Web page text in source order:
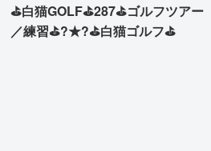
⛳白猫GOLF⛳287⛳ゴルフツアー
／練習⛳?★?⛳白猫ゴルフ⛳